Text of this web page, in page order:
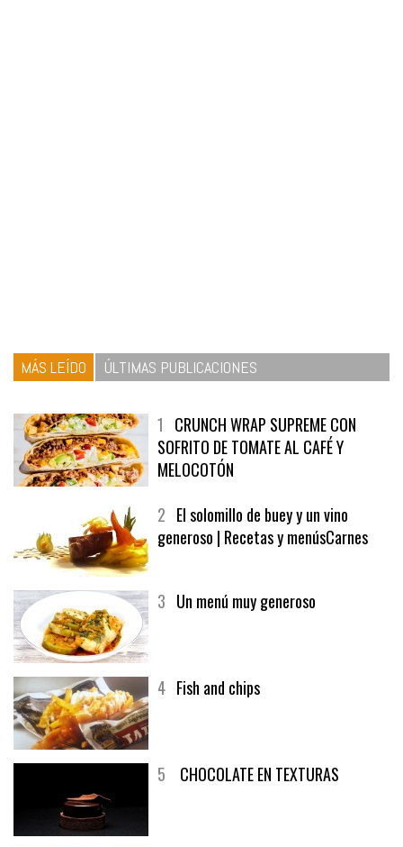
MÁS LEÍDO ÚLTIMAS PUBLICACIONES
1 CRUNCH WRAP SUPREME CON
SOFRITO DE TOMATE AL CAFÉ Y
MELOCOTÓN
2 El solomillo de buey y un vino
generoso | Recetas y menúsCarnes
3 Un menú muy generoso
4 Fish and chips
5 CHOCOLATE EN TEXTURAS